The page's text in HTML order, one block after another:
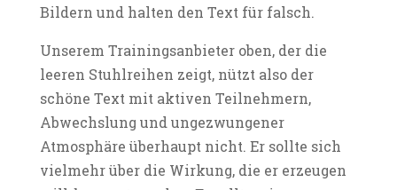
Bildern und halten den Text für falsch.
Unserem Trainingsanbieter oben, der die
leeren Stuhlreihen zeigt, nützt also der
schöne Text mit aktiven Teilnehmern,
Abwechslung und ungezwungener
Atmosphäre überhaupt nicht. Er sollte sich
vielmehr über die Wirkung, die er erzeugen